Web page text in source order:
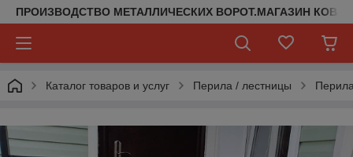
ПРОИЗВОДСТВО МЕТАЛЛИЧЕСКИХ ВОРОТ.МАГАЗИН
Каталог товаров и услуг Перила / лестницы